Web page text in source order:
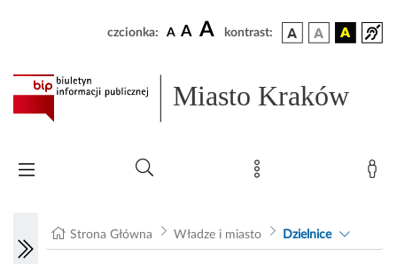
czcionka: A A A kontrast:
Miasto Kraków
Strona Główna Władze i miasto Dzielnice